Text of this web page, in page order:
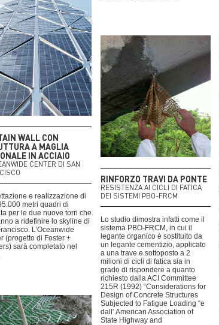
WALL CON
A MAGLIA
IN ACCIAIO
CENTER DI SAN
e realizzazione di
metri quadri di
per le due nuove torri che
a ridefinire lo skyline di
L’Oceanwide
(progetto di Foster +
sarà completato nel
RINFORZO TRAVI DA PONTE
RESISTENZA AI CICLI DI FATICA
DEI SISTEMI PBO-FRCM
Lo studio dimostra infatti come il
sistema PBO-FRCM, in cui il
legante organico è sostituito da
un legante cementizio, applicato
a una trave e sottoposto a 2
milioni di cicli di fatica sia in
grado di rispondere a quanto
richiesto dalla ACI Committee
215R (1992) “Considerations for
Design of Concrete Structures
Subjected to Fatigue Loading “e
dall' American Association of
State Highway and